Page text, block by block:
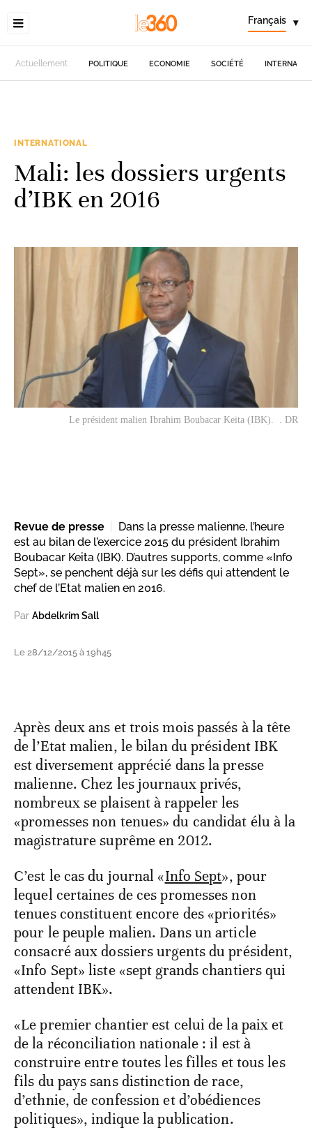
Français ▾
Actuellement POLITIQUE ECONOMIE SOCIÉTÉ
INTERNATIONAL
Mali: les dossiers urgents
d’IBK en 2016
Le président malien Ibrahim Boubacar Keita (IBK). . DR
Revue de presse
Dans la presse malienne, l’heure
est au bilan de l’exercice 2015 du président Ibrahim
Boubacar Keita (IBK). D’autres supports, comme «Info
Sept», se penchent déjà sur les défis qui attendent le
chef de l’Etat malien en 2016.
Par Abdelkrim Sall
Le 28/12/2015 à 19h45
Après deux ans et trois mois passés à la tête
de l’Etat malien, le bilan du président IBK
est diversement apprécié dans la presse
malienne. Chez les journaux privés,
nombreux se plaisent à rappeler les
«promesses non tenues» du candidat élu à la
magistrature suprême en 2012.
C’est le cas du journal «Info Sept», pour
lequel certaines de ces promesses non
tenues constituent encore des «priorités»
pour le peuple malien. Dans un article
consacré aux dossiers urgents du président,
«Info Sept» liste «sept grands chantiers qui
attendent IBK».
«Le premier chantier est celui de la paix et
de la réconciliation nationale : il est à
construire entre toutes les filles et tous les
fils du pays sans distinction de race,
d’ethnie, de confession et d’obédiences
politiques», indique la publication.